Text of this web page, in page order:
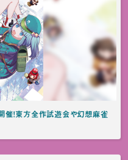
催！東方全作試遊会や幻想麻雀